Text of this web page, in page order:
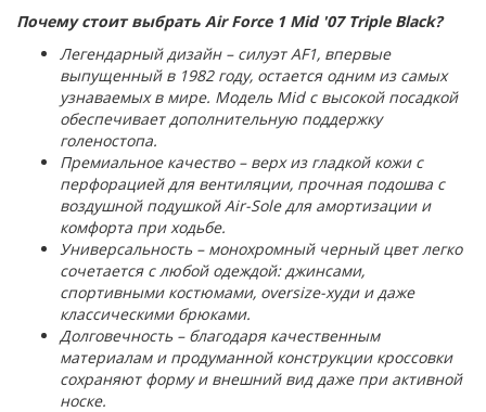
Почему стоит выбрать Air Force 1 Mid '07 Triple Black?
Легендарный дизайн – силуэт AF1, впервые
выпущенный в 1982 году, остается одним из самых
узнаваемых в мире. Модель Mid с высокой посадкой
обеспечивает дополнительную поддержку
голеностопа.
Премиальное качество – верх из гладкой кожи с
перфорацией для вентиляции, прочная подошва с
воздушной подушкой Air-Sole для амортизации и
комфорта при ходьбе.
Универсальность – монохромный черный цвет легко
сочетается с любой одеждой: джинсами,
спортивными костюмами, oversize-худи и даже
классическими брюками.
Долговечность – благодаря качественным
материалам и продуманной конструкции кроссовки
сохраняют форму и внешний вид даже при активной
носке.